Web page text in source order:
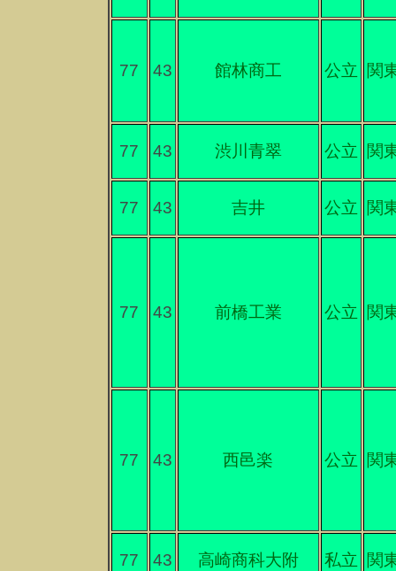
77 43 館林商工 公立 関
77 43 渋川青翠 公立 関
77 43 吉井 公立 関
77 43 前橋工業 公立 関
77 43 西邑楽 公立 関
77 43 高崎商科大附 私立 関